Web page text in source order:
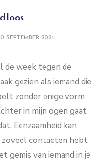
SEPTEMBER 2021
de week tegen de
gezien als iemand die
zonder enige vorm
in mijn ogen gaat
Eenzaamheid kan
contacten hebt.
gemis van iemand in je